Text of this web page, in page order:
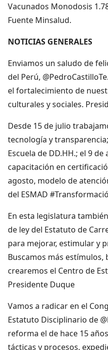
Vacunados Monodosis
Fuente Minsalud.
NOTICIAS GENERALES
Enviamos un saludo de
del Perú,
el fortalecimiento de
culturales y sociales.
Desde 15 de julio
tecnología y
Escuela de DD.HH.; el 9
capacitación en
agosto, modelo de
del ESMAD
En esta legislatura
de ley del Estatuto de
para mejorar, estimular y
Buscamos más estímulos,
crearemos el Centro de
Presidente Duque
Vamos a radicar en el
Estatuto Disciplinario de
reforma el de hace 15
tácticas y procesos,